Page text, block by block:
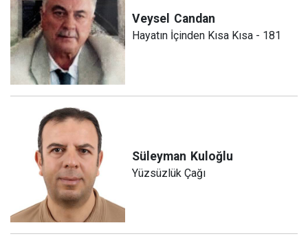
Veysel Candan
Hayatın İçinden Kısa Kısa - 181
Süleyman Kuloğlu
Yüzsüzlük Çağı